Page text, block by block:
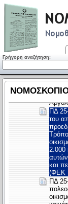
Γρήγορη αναζήτηση: